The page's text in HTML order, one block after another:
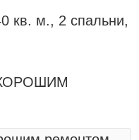
кв. м., 2 спальни,